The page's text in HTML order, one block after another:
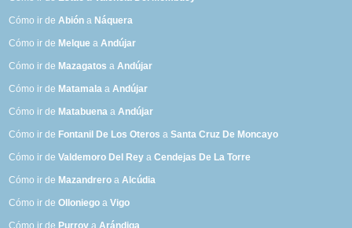
Cómo ir deAbión a Náquera
Cómo ir de Melque aAndújar
Cómo ir de Mazagatos aAndújar
Cómo ir de Matamala aAndújar
Cómo ir de Matabuena aAndújar
Cómo ir de Fontanil De Los Oteros aSanta Cruz De Moncayo
Cómo ir deValdemoro Del Rey aCendejas De La Torre
Cómo ir de Mazandrero aAlcúdia
Cómo ir deOlloniego aVigo